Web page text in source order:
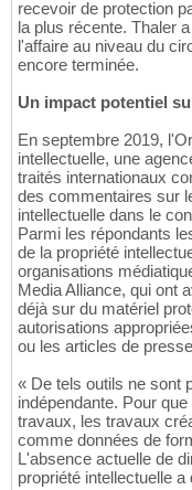
recevoir de protection
la plus récente. Thaler
l'affaire au niveau du
encore terminée.
Un impact potentiel
En septembre 2019,
intellectuelle, une
traités internationaux
des commentaires sur
intellectuelle dans le
Parmi les répondants
de la propriété
organisations
Media Alliance, qui ont
déjà sur du matériel
autorisations
ou les articles de
« De tels outils ne sont
indépendante. Pour
travaux, les travaux
comme données de
L'absence actuelle de
propriété intellectuelle